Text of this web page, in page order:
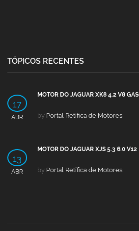
TÓPICOS RECENTES
17
ABR
MOTOR DO JAGUAR XK8 4.2 V8
by Portal Retífica de Motores
13
ABR
MOTOR DO JAGUAR XJS 5.3 6.0 V12
by Portal Retífica de Motores